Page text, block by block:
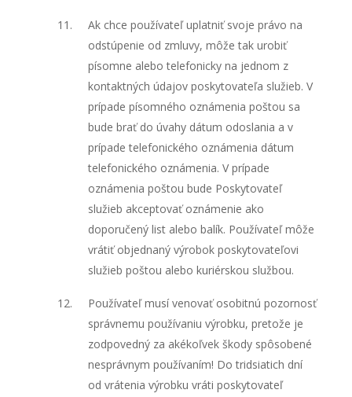
Ak chce používateľ uplatniť svoje právo na
odstúpenie od zmluvy, môže tak urobiť
písomne alebo telefonicky na jednom z
kontaktných údajov poskytovateľa služieb. V
prípade písomného oznámenia poštou sa
bude brať do úvahy dátum odoslania a v
prípade telefonického oznámenia dátum
telefonického oznámenia. V prípade
oznámenia poštou bude Poskytovateľ
služieb akceptovať oznámenie ako
doporučený list alebo balík. Používateľ môže
vrátiť objednaný výrobok poskytovateľovi
služieb poštou alebo kuriérskou službou.
Používateľ musí venovať osobitnú pozornosť
správnemu používaniu výrobku, pretože je
zodpovedný za akékoľvek škody spôsobené
nesprávnym používaním! Do tridsiatich dní
od vrátenia výrobku vráti poskytovateľ